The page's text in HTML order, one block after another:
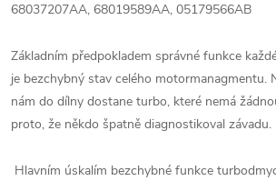
68037207AA, 68019589AA, 05179566AB
Základním předpokladem správné funkce
je bezchybný stav celého motormanagmentu.
nám do dílny dostane turbo, které nemá
proto, že někdo špatně diagnostikoval závadu.
Hlavním úskalím bezchybné funkce